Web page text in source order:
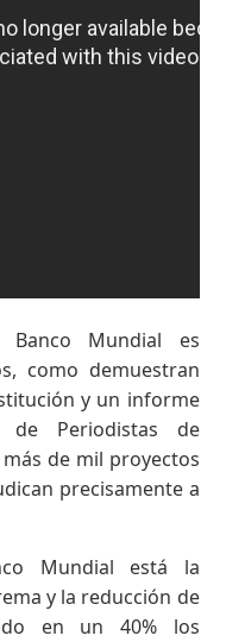
Mundial es
como demuestran
y un informe
de Periodistas de
de mil proyectos
precisamente a
Mundial está la
y la reducción de
en un 40% los